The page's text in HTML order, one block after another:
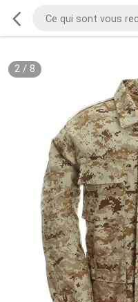
2/ 8